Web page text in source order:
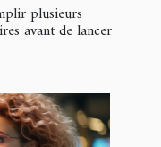
plusieurs
avant de lancer